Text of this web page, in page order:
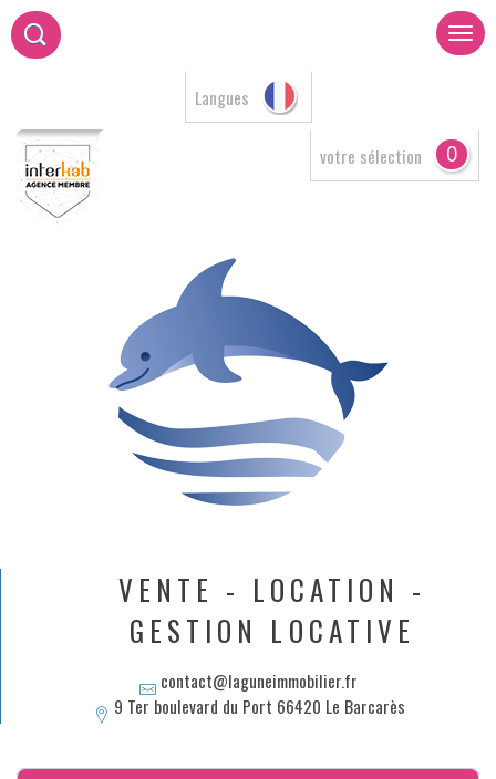
Langues
votre sélection 0
VENTE - LOCATION -
GESTION LOCATIVE
contact@laguneimmobilier.fr
9 Ter boulevard du Port 66420 Le Barcarès